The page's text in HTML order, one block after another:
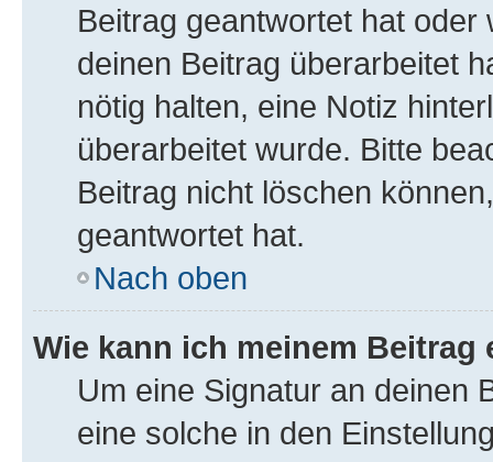
Beitrag geantwortet hat
deinen Beitrag überarbeitet
nötig halten, eine Notiz
überarbeitet wurde. Bitte
Beitrag nicht löschen
geantwortet hat.
Nach oben
Wie kann ich meinem
Um eine Signatur an deinen
eine solche in den